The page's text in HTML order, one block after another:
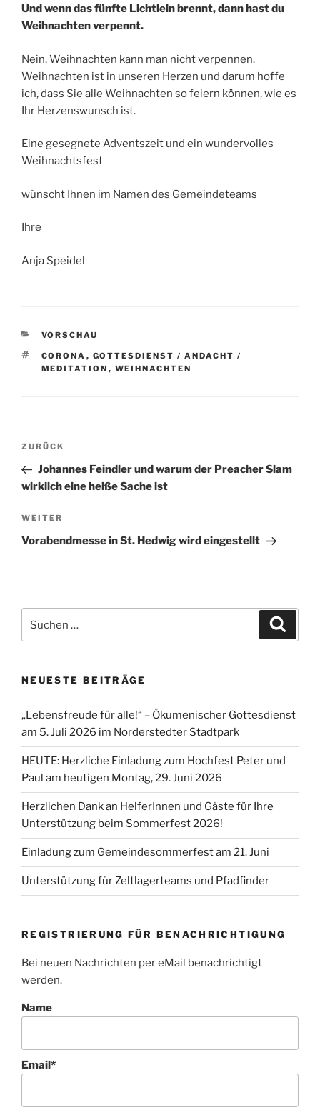
Und wenn das fünfte Lichtlein brennt, dann hast du
Weihnachten verpennt.
Nein, Weihnachten kann man nicht verpennen.
Weihnachten ist in unseren Herzen und darum hoffe
ich, dass Sie alle Weihnachten so feiern können, wie es
Ihr Herzenswunsch ist.
Eine gesegnete Adventszeit und ein wundervolles
Weihnachtsfest
wünscht Ihnen im Namen des Gemeindeteams
Ihre
Anja Speidel
KATEGORIEN
VORSCHAU
SCHLAGWÖRTER
CORONA , GOTTESDIENST / ANDACHT /
MEDITATION , WEIHNACHTEN
Beitragsnavigation
Vorheriger
Beitrag
ZURÜCK
Johannes Feindler und warum der Preacher Slam
wirklich eine heiße Sache ist
Nächster
Beitrag
WEITER
Vorabendmesse in St. Hedwig wird eingestellt
nach:
NEUESTE BEITRÄGE
„Lebensfreude für alle!“ – Ökumenischer Gottesdienst
am 5. Juli 2026 im Norderstedter Stadtpark
HEUTE: Herzliche Einladung zum Hochfest Peter und
Paul am heutigen Montag, 29. Juni 2026
Herzlichen Dank an HelferInnen und Gäste für Ihre
Unterstützung beim Sommerfest 2026!
Einladung zum Gemeindesommerfest am 21. Juni
Unterstützung für Zeltlagerteams und Pfadfinder
REGISTRIERUNG FÜR BENACHRICHTIGUNG
Bei neuen Nachrichten per eMail benachrichtigt
werden.
Name
Email*